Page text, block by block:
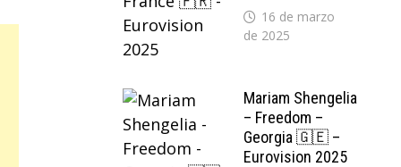
16 de marzo
de 2025
Mariam Shengelia
– Freedom –
Georgia 🇬🇪 –
Eurovision 2025